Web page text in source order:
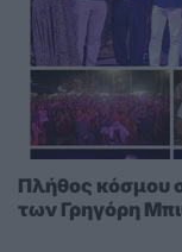
Πλήθος κόσμου
των Γρηγόρη